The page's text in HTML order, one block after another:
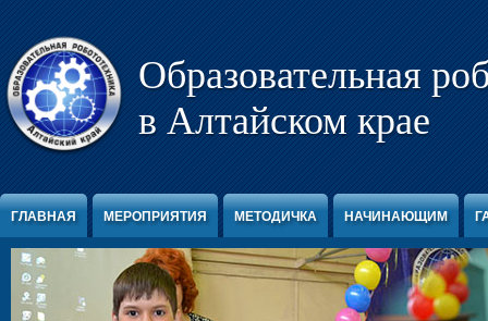
Образовательная
в Алтайском крае
ГЛАВНАЯ МЕРОПРИЯТИЯ МЕТОДИЧКА НАЧИНАЮЩИМ